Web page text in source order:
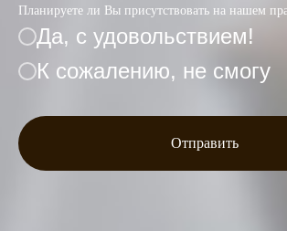
Планируете ли Вы присутствовать на нашем
Да, с удовольствием!
К сожалению, не смогу
Отправить